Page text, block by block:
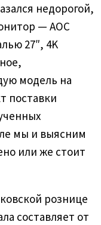
недорогой,
— AOC
27″, 4K
модель на
поставки
мы и выясним
или же стоит
рознице
составляет от